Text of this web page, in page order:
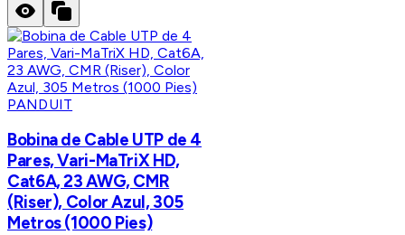
PANDUIT
Bobina de Cable UTP de 4
Pares, Vari-MaTriX HD,
Cat6A, 23 AWG, CMR
(Riser), Color Azul, 305
Metros (1000 Pies)